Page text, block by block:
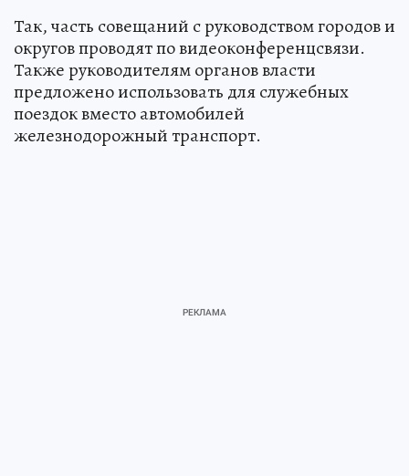
Так, часть совещаний с руководством городов и
округов проводят по видеоконференцсвязи.
Также руководителям органов власти
предложено использовать для служебных
поездок вместо автомобилей
железнодорожный транспорт.